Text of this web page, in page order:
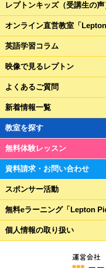
レプトンキッズ（受講生の声
オンライン直営教室「
英語学習コラム
映像で見るレプトン
よくあるご質問
新着情報一覧
教室を探す
無料体験レッスン
資料請求・お問い合わせ
スポンサー活動
無料eラーニング「Lepton
個人情報の取り扱い